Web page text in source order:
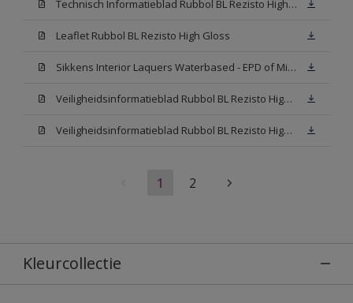
Technisch Informatieblad Rubbol BL Rezisto High Gloss (New Livery) (PDF)
Leaflet Rubbol BL Rezisto High Gloss
Sikkens Interior Laquers Waterbased - EPD of Milieuproductverklaring
Veiligheidsinformatieblad Rubbol BL Rezisto High Gloss N00 (MSDS)
Veiligheidsinformatieblad Rubbol BL Rezisto High Gloss White (MSDS)
1 2
Kleurcollectie